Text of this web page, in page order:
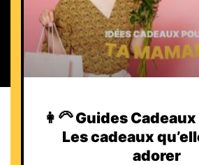
👩‍🦳 Guides
Les cadeaux
adorer